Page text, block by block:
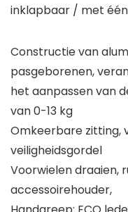
inklapbaar / met
Constructie van
pasgeborenen,
het aanpassen van
van 0-13 kg
Omkeerbare zitting,
veiligheidsgordel
Voorwielen draaien,
accessoirehouder,